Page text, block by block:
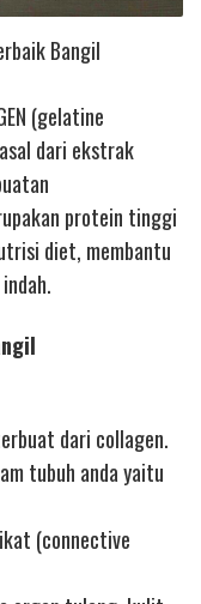
Bangil
(gelatine
dari ekstrak
protein tinggi
diet, membantu
dari collagen.
tubuh anda yaitu
(connective